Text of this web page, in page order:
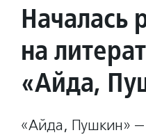
Началась
на
«Айда,
«Айда, Пушкин» —